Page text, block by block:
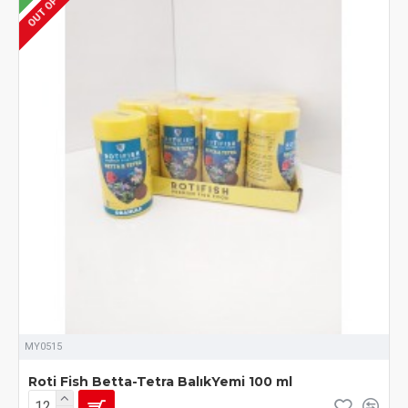
MY0515
Roti Fish Betta-Tetra BalıkYemi 100 ml